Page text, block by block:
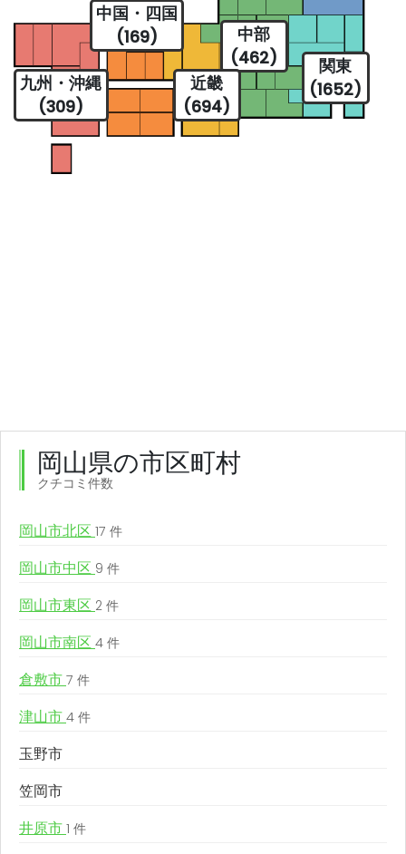
関東
(1652)
中部
(462)
近畿
(694)
中国・四国
(169)
九州・沖縄
(309)
岡山県の市区町村
クチコミ件数
岡山市北区 17 件
岡山市中区 9 件
岡山市東区 2 件
岡山市南区 4 件
倉敷市 7 件
津山市 4 件
玉野市
笠岡市
井原市 1 件